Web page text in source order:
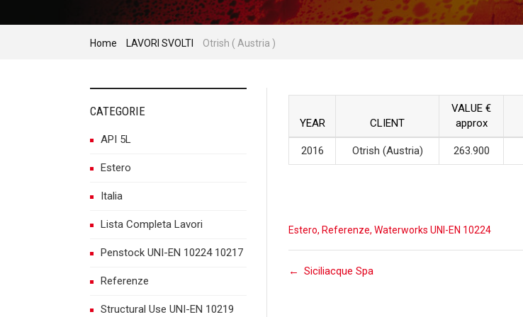
Home LAVORI SVOLTI Otrish ( Austria )
YEAR CLIENT
VALUE €
approx
2016 Otrish (Austria) 263.900
Estero, Referenze, Waterworks UNI-EN 10224
Post
← Siciliacque Spa
CATEGORIE
API 5L
Estero
Italia
Lista Completa Lavori
Penstock UNI-EN 10224 10217
Referenze
Structural Use UNI-EN 10219